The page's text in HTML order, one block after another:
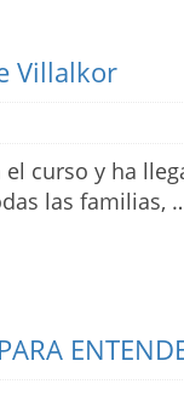
Villalkor
curso y ha
las familias,